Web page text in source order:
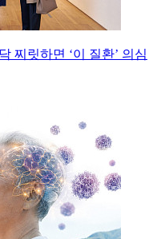
찌릿하면 ‘이 질환’ 의심